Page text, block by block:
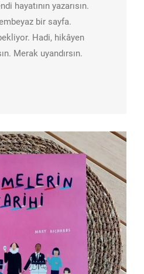
hayatının yazarısın.
bir sayfa.
Hadi, hikâyen
Merak uyandırsın.